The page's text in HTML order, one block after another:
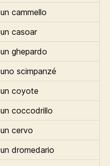
un cammello
un casoar
un ghepardo
uno scimpanzé
un coyote
un coccodrillo
un cervo
un dromedario